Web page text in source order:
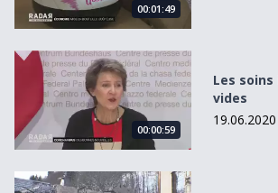
00:01:49
Les soins intensifs sont vides
00:00:59
Les
vides
19.06.2020
Un centre villageois, non à la fusion,